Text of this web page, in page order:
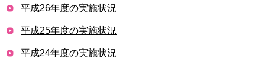
平成26年度の実施状況
平成25年度の実施状況
平成24年度の実施状況